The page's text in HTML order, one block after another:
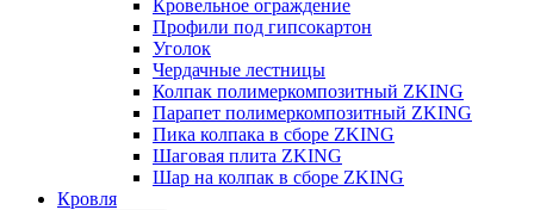
Кровельное ограждение
Профили под гипсокартон
Уголок
Чердачные лестницы
Колпак полимеркомпозитный ZKING
Парапет полимеркомпозитный ZKING
Пика колпака в сборе ZKING
Шаговая плита ZKING
Шар на колпак в сборе ZKING
Кровля